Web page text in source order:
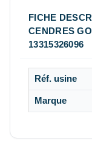
FICHE
CENDRES
13315326096
Réf. usine
Marque